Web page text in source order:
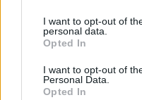
I want to opt-out of
personal data.
Opted In
I want to opt-out of
Personal Data.
Opted In